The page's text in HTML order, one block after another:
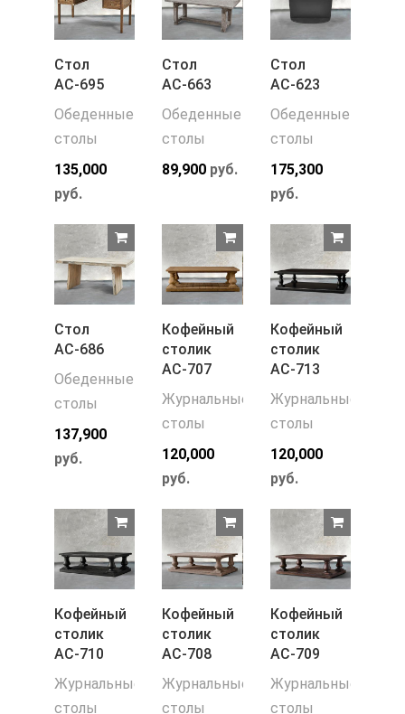
Стол
АС-695
Обеденные
столы
135,000
руб.
Стол
АС-663
Обеденные
столы
89,900 руб.
Стол
АС-623
Обеденные
столы
175,300
руб.
Стол
АС-686
Обеденные
столы
137,900
руб.
Кофейный
столик
АС-707
Журнальные
столы
120,000
руб.
Кофейный
столик
АС-713
Журнальные
столы
120,000
руб.
Кофейный
столик
АС-710
Журнальные
столы
Кофейный
столик
АС-708
Журнальные
столы
Кофейный
столик
АС-709
Журнальные
столы